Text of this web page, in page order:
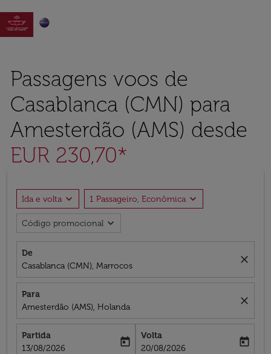

Passagens voos de
Casablanca (CMN) para
Amesterdão (AMS) desde
EUR 230,70*
Ida e volta expand_more 1 Passageiro, Econômica expand_more
Código promocional expand_more
De
Casablanca (CMN), Marrocos
close
Para
Amesterdão (AMS), Holanda
close
Partida
fc-booking-departure-date-aria-label
13/08/2026
today
Volta
fc-booking-return-date-aria-label
20/08/2026
today